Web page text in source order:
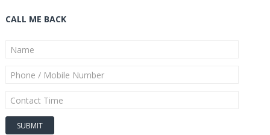
CALL ME BACK